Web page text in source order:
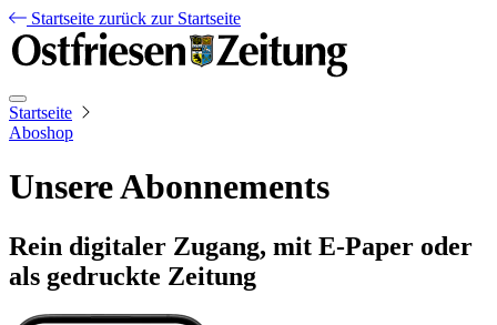
Startseite zurück zur Startseite
Startseite
Aboshop
Unsere Abonnements
Rein digitaler Zugang, mit E-Paper oder
als gedruckte Zeitung